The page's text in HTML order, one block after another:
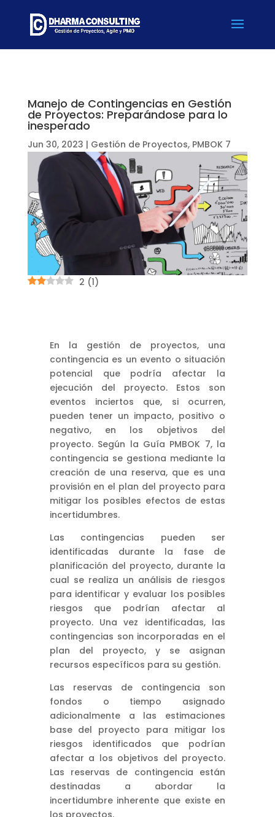
Manejo de Contingencias en Gestión
de Proyectos: Preparándose para lo
inesperado
Jun 30, 2023 | Gestión de Proyectos, PMBOK 7
2 (1)
En la gestión de proyectos, una
contingencia es un evento o situación
potencial que podría afectar la
ejecución del proyecto. Estos son
eventos inciertos que, si ocurren,
pueden tener un impacto, positivo o
negativo, en los objetivos del
proyecto. Según la Guía PMBOK 7, la
contingencia se gestiona mediante la
creación de una reserva, que es una
provisión en el plan del proyecto para
mitigar los posibles efectos de estas
incertidumbres.
Las contingencias pueden ser
identificadas durante la fase de
planificación del proyecto, durante la
cual se realiza un análisis de riesgos
para identificar y evaluar los posibles
riesgos que podrían afectar al
proyecto. Una vez identificadas, las
contingencias son incorporadas en el
plan del proyecto, y se asignan
recursos específicos para su gestión.
Las reservas de contingencia son
fondos o tiempo asignado
adicionalmente a las estimaciones
base del proyecto para mitigar los
riesgos identificados que podrían
afectar a los objetivos del proyecto.
Las reservas de contingencia están
destinadas a abordar la
incertidumbre inherente que existe en
los proyectos.